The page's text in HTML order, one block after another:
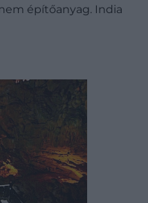
építőanyag. India